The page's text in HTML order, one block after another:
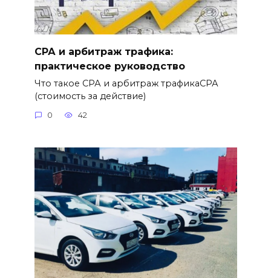
СРА и арбитраж трафика:
практическое руководство
Что такое СРА и арбитраж трафикаСРА
(стоимость за действие)
0 42